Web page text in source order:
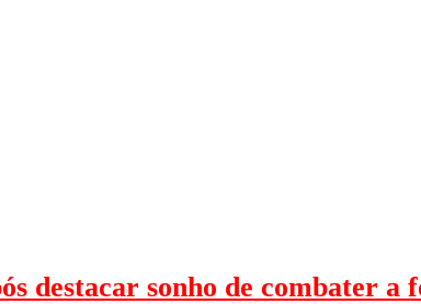
destacar sonho de combater a